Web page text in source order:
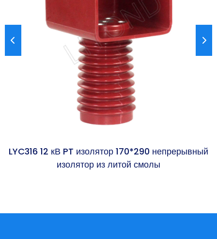
LYC316 12 кВ PT изолятор 170*290 непрерывный
изолятор из литой смолы